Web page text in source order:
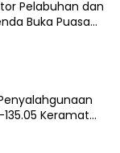
Pelabuhan dan
Buka Puasa
Keramat